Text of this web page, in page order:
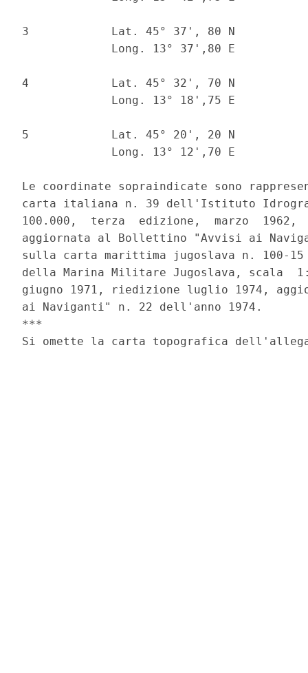
3            Lat. 45° 37', 80 N
Long. 13° 37',80 E
4            Lat. 45° 32', 70 N
Long. 13° 18',75 E
5            Lat. 45° 20', 20 N
Long. 13° 12',70 E
Le coordinate sopraindicate sono
carta italiana n. 39 dell'Istituto
100.000,  terza  edizione,  marzo
aggiornata al Bollettino "Avvisi ai
sulla carta marittima jugoslava n.
della Marina Militare Jugoslava, scala
giugno 1971, riedizione luglio 1974,
ai Naviganti" n. 22 dell'anno 1974.
***
Si omette la carta topografica